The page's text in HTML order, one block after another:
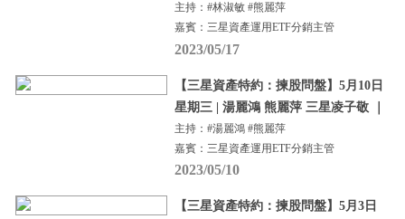
主持：#林淑敏 #熊麗萍
嘉賓：三星資產運用ETF分銷主管
2023/05/17
【三星資產特約：揀股問盤】5月10日
星期三 | 湯麗鴻 熊麗萍 三星凌子敬 ｜
主持：#湯麗鴻 #熊麗萍
嘉賓：三星資產運用ETF分銷主管
2023/05/10
【三星資產特約：揀股問盤】5月3日